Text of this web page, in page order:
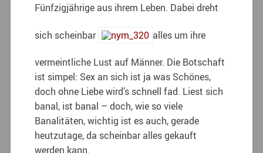
Fünfzigjährige aus ihrem Leben. Dabei dreht
sich scheinbar alles um ihre
vermeintliche Lust auf Männer. Die Botschaft
ist simpel: Sex an sich ist ja was Schönes,
doch ohne Liebe wird’s schnell fad. Liest sich
banal, ist banal – doch, wie so viele
Banalitäten, wichtig ist es auch, gerade
heutzutage, da scheinbar alles gekauft
werden kann.